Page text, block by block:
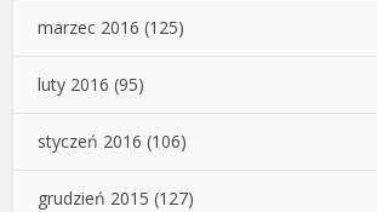
marzec 2016 (125)
luty 2016 (95)
styczeń 2016 (106)
grudzień 2015 (127)